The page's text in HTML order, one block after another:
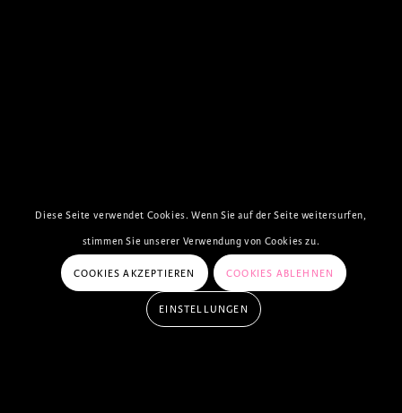
Diese Seite verwendet Cookies. Wenn Sie auf der Seite weitersurfen,
stimmen Sie unserer Verwendung von Cookies zu.
COOKIES AKZEPTIEREN COOKIES ABLEHNEN
EINSTELLUNGEN